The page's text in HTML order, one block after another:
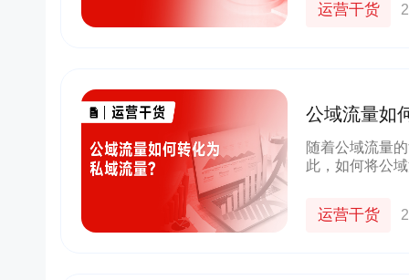
运营干货
公域流量如
随着公域流量
此，如何将公
运营干货